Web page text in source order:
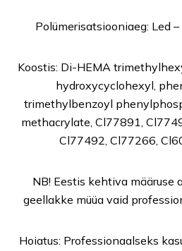
Polümerisatsiooniaeg: Led
Koostis: Di-HEMA
hydroxycyclohexyl,
trimethylbenzoyl
methacrylate, Cl77891,
Cl77492, Cl77266,
NB! Eestis kehtiva määruse
geellakke müüa vaid
Hoiatus: Professionaalseks